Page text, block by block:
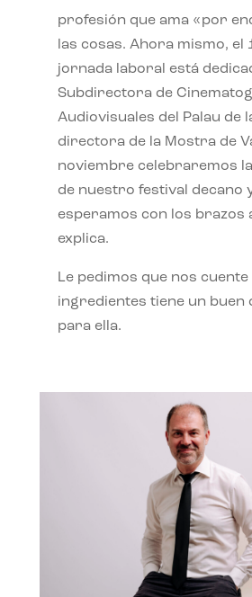
profesión que ama «por
las cosas. Ahora mismo, el
jornada laboral está
Subdirectora de
Audiovisuales del Palau de
directora de la Mostra de
noviembre celebraremos
de nuestro festival decano
esperamos con los brazos
explica.
Le pedimos que nos cuente
ingredientes tiene un buen
para ella.